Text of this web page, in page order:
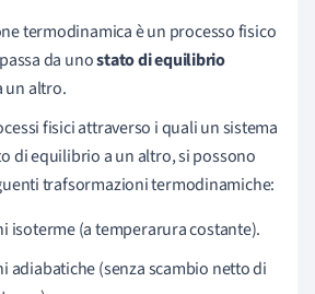
termodinamica è un processo fisico
da unostato di equilibrio
un altro.
fisici attraverso i quali un sistema
di equilibrio a un altro, si possono
trafsormazioni termodinamiche:
isoterme (a temperarura costante).
adiabatiche (senza scambio netto di